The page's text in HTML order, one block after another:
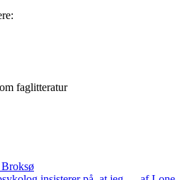
faglitteratur